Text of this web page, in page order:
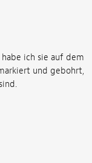
ich sie auf dem
und gebohrt,